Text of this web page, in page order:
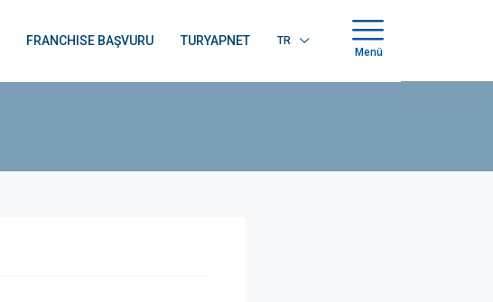
FRANCHISE BAŞVURU TURYAPNET
TR
Menü